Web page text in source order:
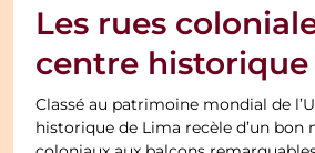
Les rues
centre historique
Classé au patrimoine mondial de
historique de Lima recèle d’un bon